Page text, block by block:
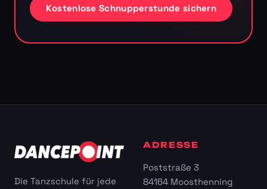
Kostenlose Schnupperstunde sichern
Die Tanzschule für jede
ADRESSE
Poststraße 3
84164 Moosthenning